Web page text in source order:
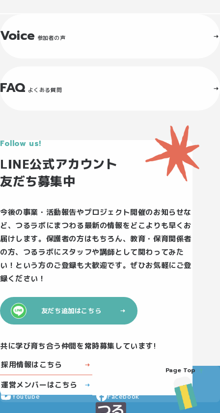
Voice 参加者の声
FAQ よくある質問
Follow us!
LINE公式アカウント
友だち募集中
今後の事業・活動報告やプロジェクト開催のお知らせな
ど、つるラボにまつわる最新の情報をどこよりも早くお
届けします。保護者の方はもちろん、教育・保育関係者
の方、つるラボにスタッフや講師として関わってみた
い！という方のご登録も大歓迎です。ぜひお気軽にご登
録ください！
友だち追加はこちら
共に学び育ち合う仲間を常時募集しています!
採用情報はこちら
運営メンバーはこちら
Page Top
Youtube Facebook